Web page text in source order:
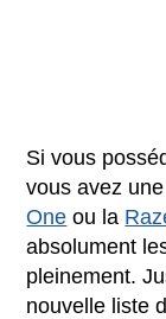
Si vous
vous avez
One ou la
absolument
pleinement.
nouvelle liste